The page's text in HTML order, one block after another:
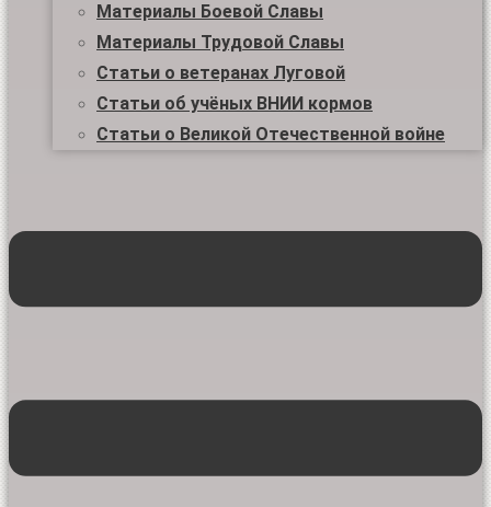
Материалы Боевой Славы
Материалы Трудовой Славы
Статьи о ветеранах Луговой
Статьи об учёных ВНИИ кормов
Статьи о Великой Отечественной войне